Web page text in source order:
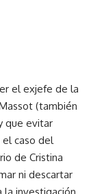
el exjefe de la
(también
que evitar
el caso del
de Cristina
ni descartar